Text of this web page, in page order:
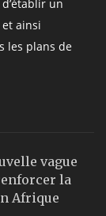
un
ainsi
les plans de
vague
la
Afrique